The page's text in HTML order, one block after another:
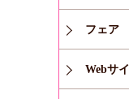
フェア
Webサ